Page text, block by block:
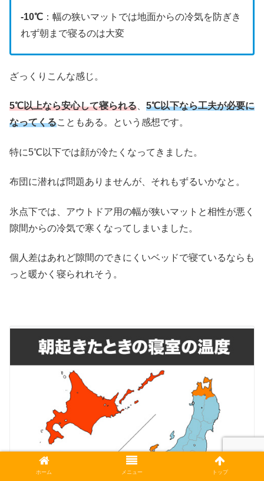
-10℃ ：幅の狭いマットでは地面からの冷気を防ぎき
れず朝まで寝るのは大変
ざっくりこんな感じ。
5℃以上なら安心して寝られる
5℃以下なら工夫が必要に
なってくることもある。という感想です。
特に5℃以下では顔が冷たくなってきました。
布団に潜れば問題ありませんが、それもずるいかなと。
氷点下では、アウトドア用の幅が狭いマットと相性が悪く
隙間からの冷気で寒くなってしまいました。
個人差はあれど隙間のできにくいベッドで寝ているならも
っと暖かく寝られれそう。
ホーム メニュー トップ